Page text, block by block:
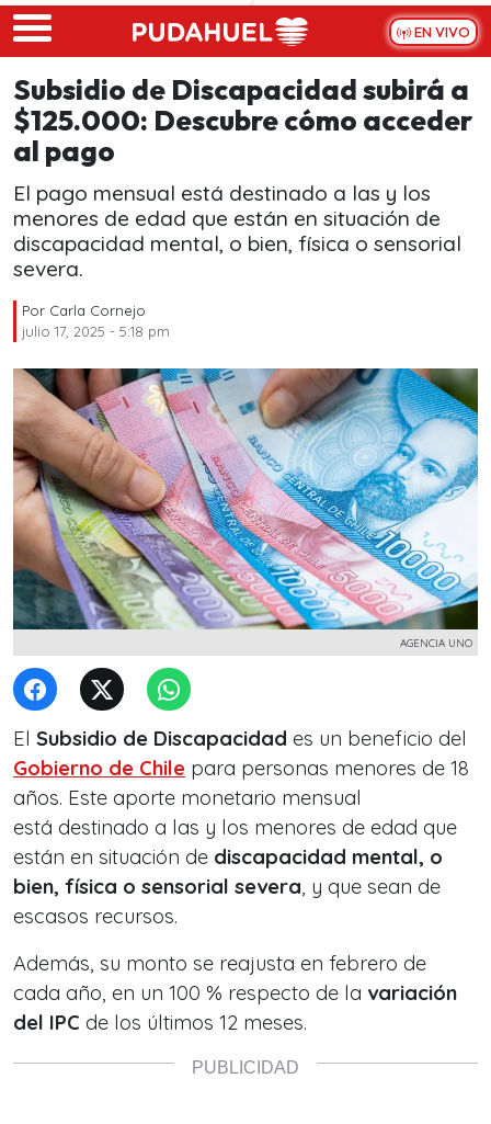
Skip to main content
EN VIVO
Subsidio de Discapacidad subirá a
$125.000: Descubre cómo acceder
al pago
El pago mensual está destinado a las y los
menores de edad que están en situación de
discapacidad mental, o bien, física o sensorial
severa.
Por Carla Cornejo
julio 17, 2025 - 5:18 pm
AGENCIA UNO
El Subsidio de Discapacidad es un beneficio del
Gobierno de Chile para personas menores de 18
años. Este aporte monetario mensual
está destinado a las y los menores de edad que
están en situación de discapacidad mental, o
bien, física o sensorial severa, y que sean de
escasos recursos.
Además, su monto se reajusta en febrero de
cada año, en un 100 % respecto de la variación
del IPC de los últimos 12 meses.